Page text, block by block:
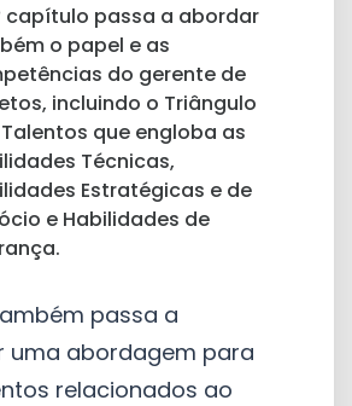
capítulo passa a abordar
o papel e as
do gerente de
incluindo o Triângulo
que engloba as
Técnicas,
Estratégicas e de
e Habilidades de
passa a
uma abordagem para
relacionados ao